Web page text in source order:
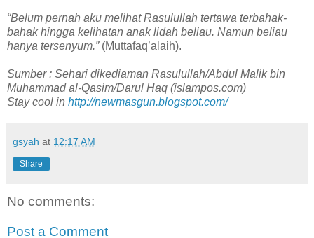
“Belum pernah aku melihat Rasulullah tertawa terbahak-
bahak hingga kelihatan anak lidah beliau. Namun beliau
hanya tersenyum.”(Muttafaq’alaih).
Sumber : Sehari dikediaman Rasulullah/Abdul Malik bin
Muhammad al-Qasim/Darul Haq (islampos.com)
Stay cool in http://newmasgun.blogspot.com/
gsyah at 12:17 AM
Share
No comments:
Post a Comment